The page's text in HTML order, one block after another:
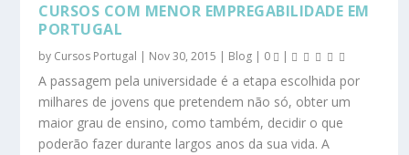
CURSOS COM MENOR EMPREGABILIDADE EM
PORTUGAL
by Cursos Portugal | Nov 30, 2015 | Blog | 0 |
A passagem pela universidade é a etapa escolhida por
milhares de jovens que pretendem não só, obter um
maior grau de ensino, como também, decidir o que
poderão fazer durante largos anos da sua vida. A